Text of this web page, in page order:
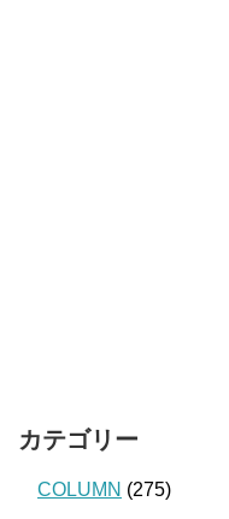
カテゴリー
COLUMN (275)